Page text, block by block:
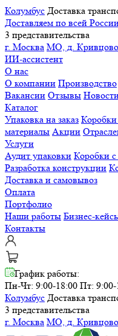
Колумбус Доставка
Доставляем по всей
3 представительства
г. Москва МО, д. Кривцово
ИИ-ассистент
О нас
О компании Производство
Вакансии Отзывы
Каталог
Упаковка на заказ
материалы Акции
Услуги
Аудит упаковки Коробки
Разработка конструкции
Доставка и самовывоз
Оплата
Портфолио
Наши работы Бизнес-
Контакты
График работы:
Пн-Чт: 9:00-18:00 Пт: 9:00-
Колумбус Доставка
3 представительства
г. Москва МО, д. Кривцово